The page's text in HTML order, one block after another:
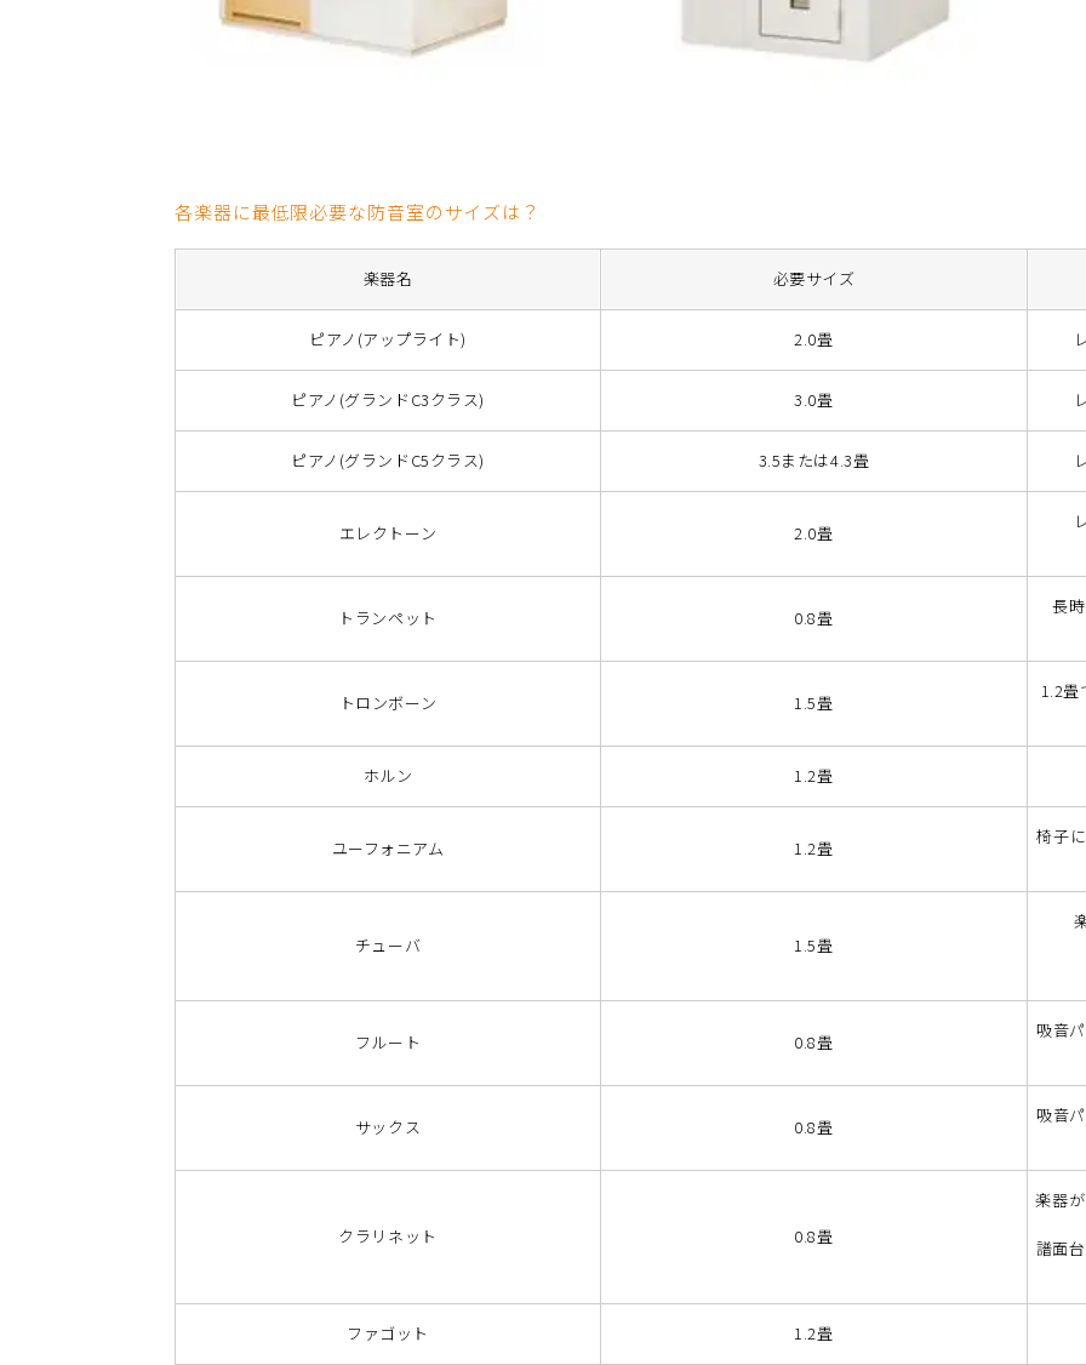
各楽器に最低限必要な防音室のサイズは？
楽器名 必要サイズ
ピアノ(アップライト) 2.0畳
ピアノ(グランドC3クラス) 3.0畳
ピアノ(グランドC5クラス) 3.5または4.3畳
エレクトーン 2.0畳
トランペット 0.8畳
長
トロンボーン 1.5畳
1.2畳
ホルン 1.2畳
ユーフォニアム 1.2畳
椅子
チューバ 1.5畳
フルート 0.8畳
吸音
サックス 0.8畳
吸音
クラリネット 0.8畳
楽器
譜面
ファゴット 1.2畳